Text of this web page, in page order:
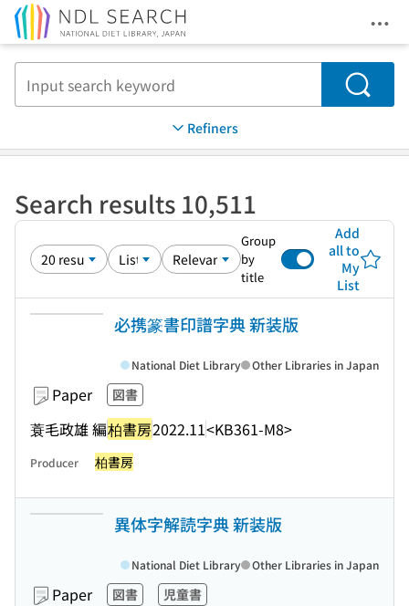
Search
Refiners
Search results 10,511
Group
by
title
Add
all to
My
List
必携篆書印譜字典 新装版
Paper 図書
蓑毛政雄 編柏書房2022.11<KB361-M8>
National Diet Library Other Libraries in Japan
Producer 柏書房
異体字解読字典 新装版
Paper 図書 児童書
National Diet Library Other Libraries in Japan